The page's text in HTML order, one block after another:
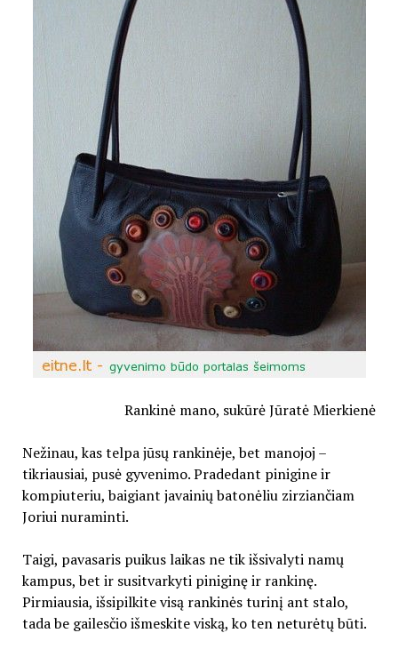
Rankinė mano, sukūrė Jūratė Mierkienė
Nežinau, kas telpa jūsų rankinėje, bet manojoj –
tikriausiai, pusė gyvenimo. Pradedant pinigine ir
kompiuteriu, baigiant javainių batonėliu zirziančiam
Joriui nuraminti.
Taigi, pavasaris puikus laikas ne tik išsivalyti namų
kampus, bet ir susitvarkyti piniginę ir rankinę.
Pirmiausia, išsipilkite visą rankinės turinį ant stalo,
tada be gailesčio išmeskite viską, ko ten neturėtų būti.